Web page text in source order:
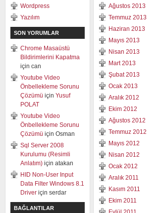
Wordpress
Yazılım
SON YORUMLAR
Chrome Masaüstü
Bildirimlerini Kapatma
için can
Youtube Video
Önbellekleme Sorunu
Çözümü için Yusuf
POLAT
Youtube Video
Önbellekleme Sorunu
Çözümü için Osman
Sql Server 2008
Kurulumu (Resimli
Anlatım) için atakan
HID Non-User Input
Data Filter Windows 8.1
Driver için serdar
BAĞLANTILAR
Ağustos 2013
Temmuz 2013
Haziran 2013
Mayıs 2013
Nisan 2013
Mart 2013
Şubat 2013
Ocak 2013
Aralık 2012
Ekim 2012
Ağustos 2012
Temmuz 2012
Mayıs 2012
Nisan 2012
Ocak 2012
Aralık 2011
Kasım 2011
Ekim 2011